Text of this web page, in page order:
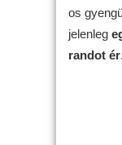
os
jelenleg
randot ér.